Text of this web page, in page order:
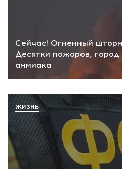
Сейчас! Огненный
Десятки пожаров,
аммиака
ЖИЗНЬ